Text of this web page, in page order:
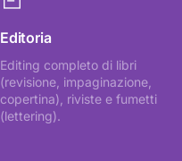
Editoria
Editing completo di libri
(revisione, impaginazione,
copertina), riviste e fumetti
(lettering).